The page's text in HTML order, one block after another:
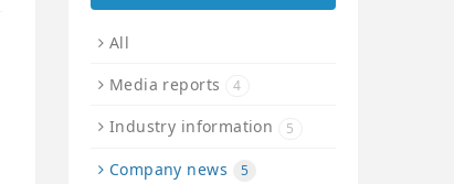
All
Media reports
4
Industry information 5
Company news 5